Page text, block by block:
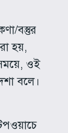
বস্তুর
হয়,
ওই
বলে।